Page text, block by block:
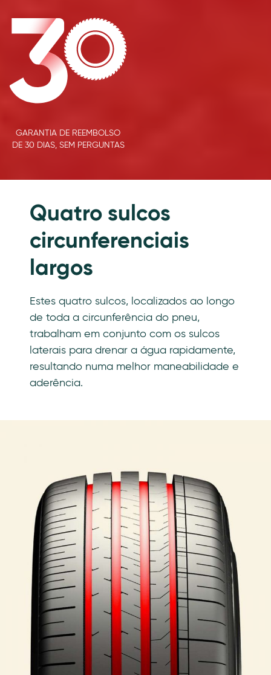
GARANTIA DE REEMBOLSO
DE 30 DIAS, SEM PERGUNTAS
Quatro sulcos
circunferenciais
largos
Estes quatro sulcos, localizados ao longo
de toda a circunferência do pneu,
trabalham em conjunto com os sulcos
laterais para drenar a água rapidamente,
resultando numa melhor maneabilidade e
aderência.